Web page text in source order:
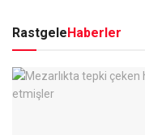
Rastgele Haberler